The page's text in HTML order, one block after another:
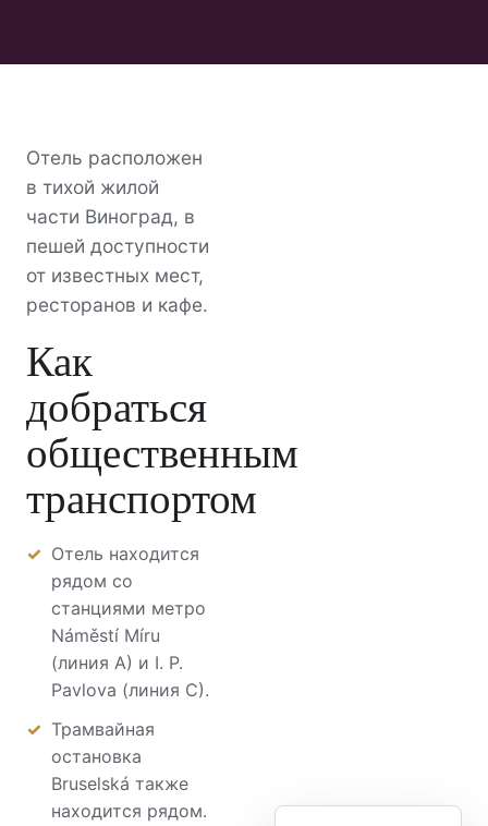
Отель расположен
в тихой жилой
части Виноград, в
пешей доступности
от известных мест,
ресторанов и кафе.
Как
добраться
общественным
транспортом
Отель находится
рядом со
станциями метро
Náměstí Míru
(линия A) и I. P.
Pavlova (линия C).
Трамвайная
остановка
Bruselská также
находится рядом.